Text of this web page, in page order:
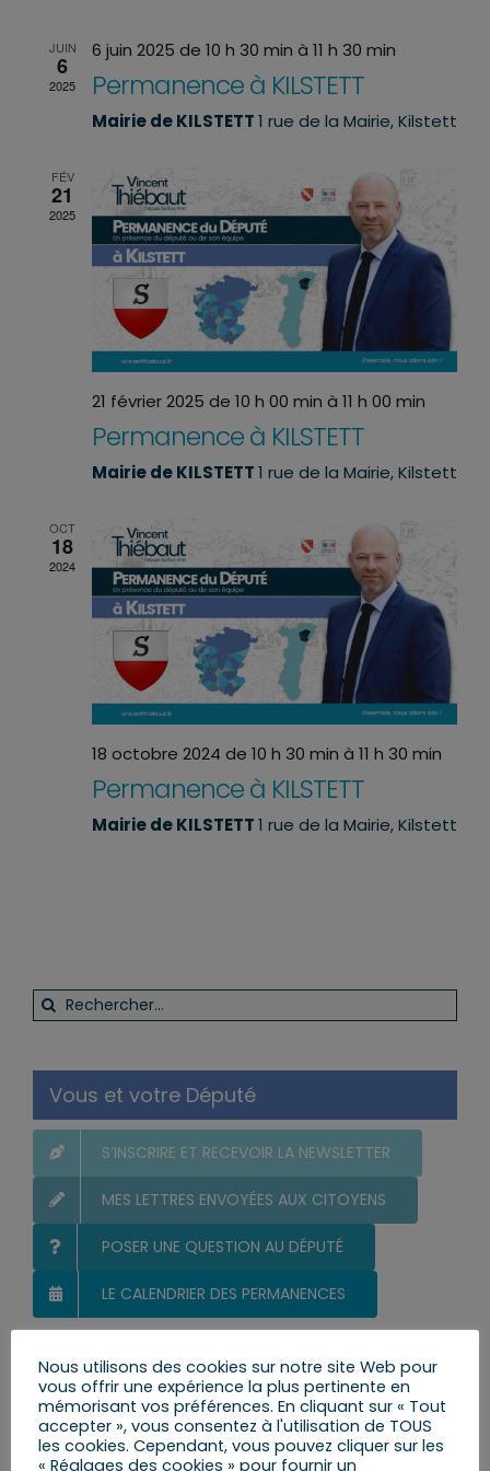
vues
JUIN
6
2025
6 juin 2025 de 10 h 30 min à 11 h 30 min
Permanence à KILSTETT
Mairie de KILSTETT1 rue de la Mairie, Kilstett
FÉV
21
2025
21 février 2025 de 10 h 00 min à 11 h 00 min
Permanence à KILSTETT
Mairie de KILSTETT1 rue de la Mairie, Kilstett
OCT
18
2024
18 octobre 2024 de 10 h 30 min à 11 h 30 min
Permanence à KILSTETT
Mairie de KILSTETT1 rue de la Mairie, Kilstett
Rechercher:
Vous et votre Député
S’INSCRIRE ET RECEVOIR LA NEWSLETTER
MES LETTRES ENVOYÉES AUX CITOYENS
POSER UNE QUESTION AU DÉPUTÉ
LE CALENDRIER DES PERMANENCES
Actualité par catégories
Mes Actions
Nous utilisons des cookies sur notre site Web pour
vous offrir une expérience la plus pertinente en
mémorisant vos préférences. En cliquant sur « Tout
accepter », vous consentez à l'utilisation de TOUS
les cookies. Cependant, vous pouvez cliquer sur les
« Réglages des cookies » pour fournir un